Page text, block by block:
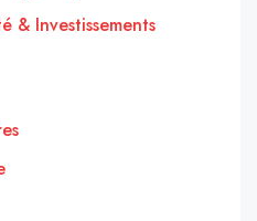
& Investissements